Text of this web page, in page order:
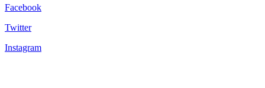
Facebook
Twitter
Instagram